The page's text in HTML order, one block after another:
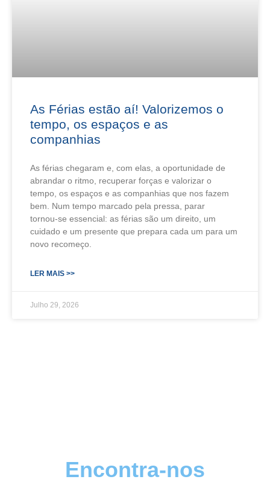
As Férias estão aí! Valorizemos o
tempo, os espaços e as
companhias
As férias chegaram e, com elas, a oportunidade de
abrandar o ritmo, recuperar forças e valorizar o
tempo, os espaços e as companhias que nos fazem
bem. Num tempo marcado pela pressa, parar
tornou‑se essencial: as férias são um direito, um
cuidado e um presente que prepara cada um para um
novo recomeço.
LER MAIS >>
Julho 29, 2026
Encontra-nos